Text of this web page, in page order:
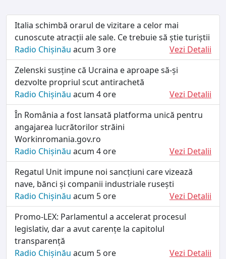
Italia schimbă orarul de vizitare a celor mai
cunoscute atracții ale sale. Ce trebuie să știe turiștii
Radio Chișinău acum 3 ore
Vezi Detalii
Zelenski susține că Ucraina e aproape să-și
dezvolte propriul scut antirachetă
Radio Chișinău acum 4 ore
Vezi Detalii
În România a fost lansată platforma unică pentru
angajarea lucrătorilor străini
Workinromania.gov.ro
Radio Chișinău acum 4 ore
Vezi Detalii
Regatul Unit impune noi sancțiuni care vizează
nave, bănci și companii industriale rusești
Radio Chișinău acum 5 ore
Vezi Detalii
Promo-LEX: Parlamentul a accelerat procesul
legislativ, dar a avut carențe la capitolul
transparență
Radio Chișinău acum 5 ore
Vezi Detalii